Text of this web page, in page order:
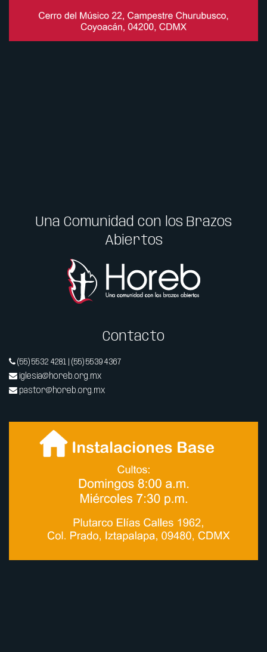
Una Comunidad con los Brazos
Abiertos
Contacto
(55) 5532 4281 | (55) 5539 4367
iglesia@horeb.org.mx
pastor@horeb.org.mx